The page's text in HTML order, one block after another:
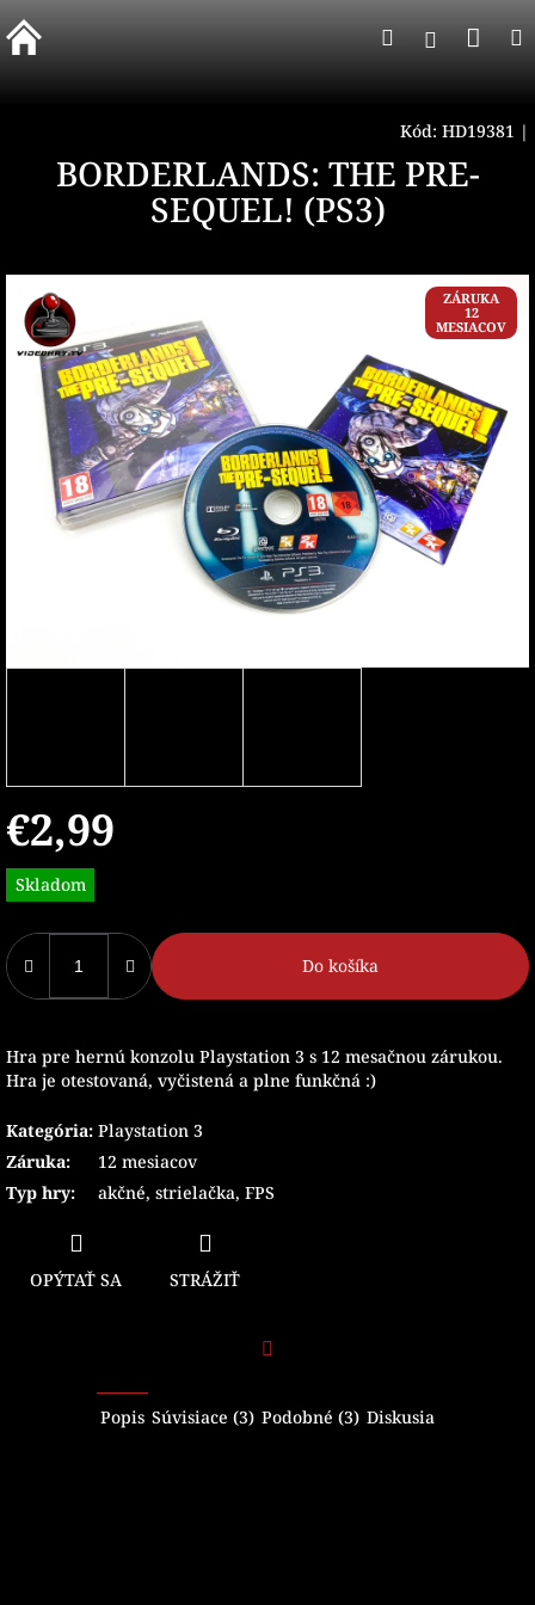
na
obsah
Hľadať
Kód: HD19381 |
BORDERLANDS: THE PRE-
SEQUEL! (PS3)
ZÁRUKA
12
MESIACOV
€2,99
Jednotková
cena:
Skladom
Do košíka
Hra pre hernú konzolu Playstation 3 s 12 mesačnou zárukou.
Hra je otestovaná, vyčistená a plne funkčná :)
Kategória: Playstation 3
Záruka:
12 mesiacov
Typ hry: akčné, strielačka, FPS
OPÝTAŤ SA STRÁŽIŤ
Popis Súvisiace (3) Podobné (3) Diskusia